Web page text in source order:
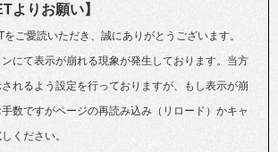
よりお願い】
ご愛読いただき、誠にありがとうございます。
にて表示が崩れる現象が発生しております。当方
れるよう設定を行っておりますが、もし表示が崩
数ですがページの再読み込み（リロード）かキャ
ください。